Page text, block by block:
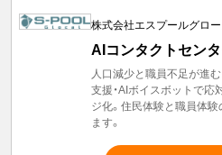
株式会社エスプールグロ
AIコンタクトセンタ
人口減少と職員不足が進
支援・AIボイスボットで応
ジ化。住民体験と職員体
ます。